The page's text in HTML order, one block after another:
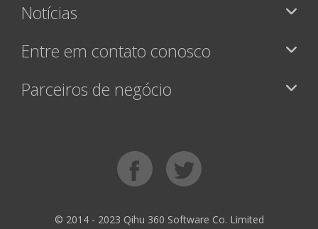
Notícias
Entre em contato conosco
Parceiros de negócio
© 2014 - 2023 Qihu 360 Software Co. Limited